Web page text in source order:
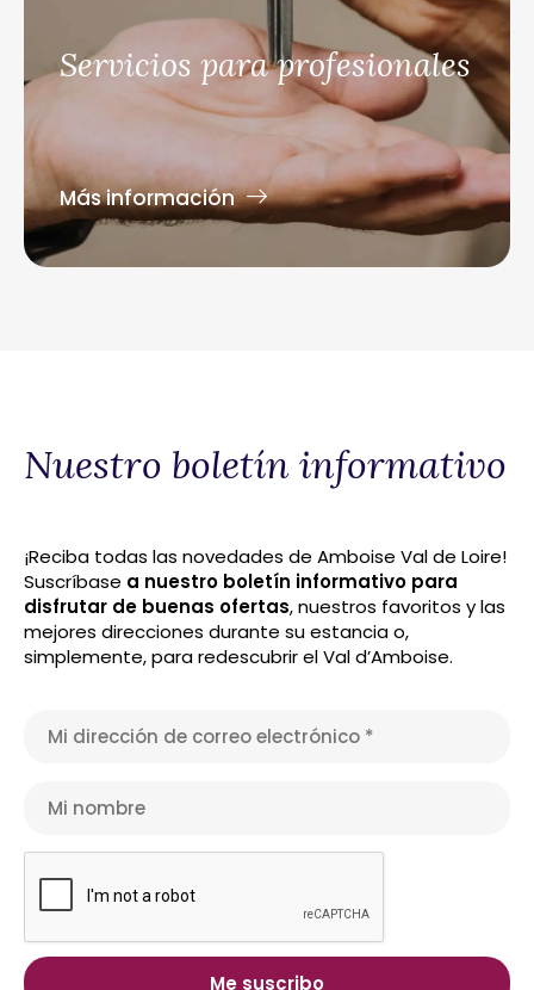
Servicios para profesionales
Más información
Nuestro boletín informativo
¡Reciba todas las novedades de Amboise Val de Loire!
Suscríbase a nuestro boletín informativo para
disfrutar de buenas ofertas, nuestros favoritos y las
mejores direcciones durante su estancia o,
simplemente, para redescubrir el Val d’Amboise.